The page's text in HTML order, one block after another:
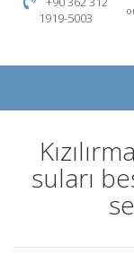
1919-5003
suları